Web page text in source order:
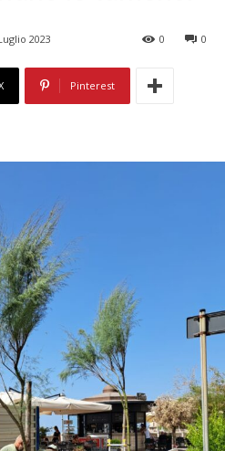
2023 0
0
Pinterest